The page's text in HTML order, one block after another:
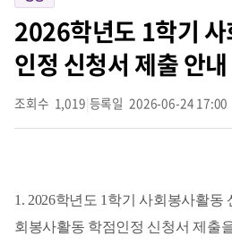
2026학년도 1학기 사
인정 신청서 제출 안내
조회수 1,019 등록일 2026-06-24 17:00
1. 2026학년도 1학기 사회봉사활동
회봉사활동 학점인정 신청서 제출